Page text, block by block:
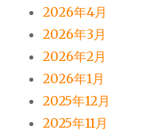
2026年4月
2026年3月
2026年2月
2026年1月
2025年12月
2025年11月